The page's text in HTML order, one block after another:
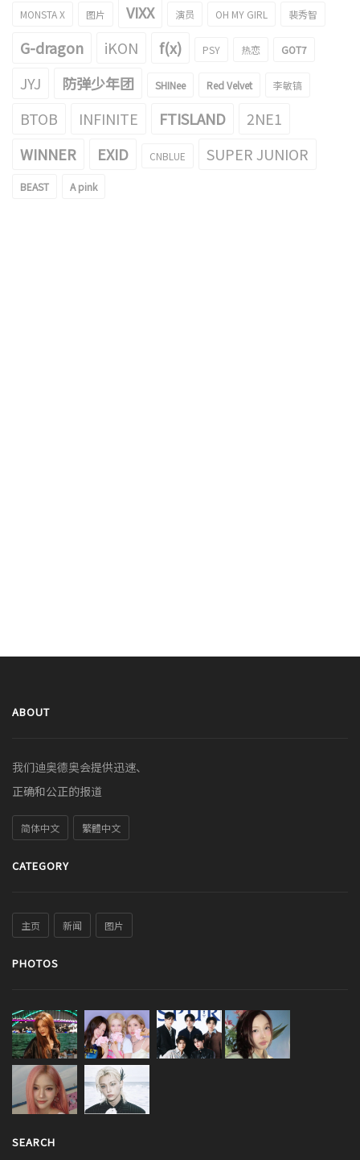
MONSTA X 图片 VIXX 演员 OH MY GIRL 裴秀智
G-dragon iKON f(x) PSY 热恋 GOT7
JYJ 防弹少年团 SHINee Red Velvet 李敏镐
BTOB INFINITE FTISLAND
2NE1
WINNER
EXID CNBLUE SUPER JUNIOR
BEAST A pink
ABOUT
我们迪奥德奥会提供迅速、
正确和公正的报道
简体中文 繁體中文
CATEGORY
主页 新闻 图片
PHOTOS
SEARCH